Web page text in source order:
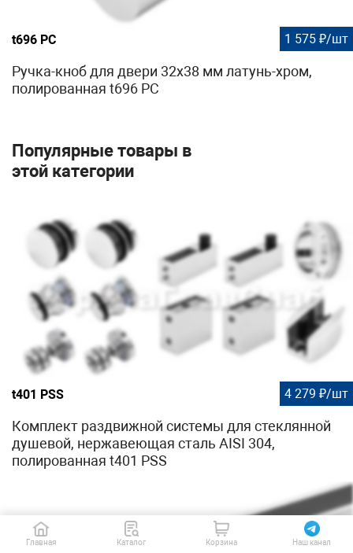
t696 PC 1 575 ₽/шт
Ручка-кноб для двери 32х38 мм латунь-хром,
полированная t696 PC
Популярные товары в
этой категории
t401 PSS 4 279 ₽/шт
Комплект раздвижной системы для стеклянной
душевой, нержавеющая сталь AISI 304,
полированная t401 PSS
Главная Каталог Корзина Наш канал